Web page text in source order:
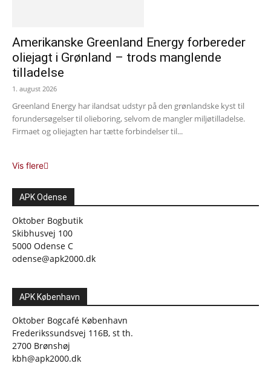
Amerikanske Greenland Energy forbereder
oliejagt i Grønland – trods manglende
tilladelse
1. august 2026
Greenland Energy har ilandsat udstyr på den grønlandske kyst til
forundersøgelser til olieboring, selvom de mangler miljøtilladelse.
Firmaet og oliejagten har tætte forbindelser til...
Vis flere
APK Odense
Oktober Bogbutik
Skibhusvej 100
5000 Odense C
odense@apk2000.dk
APK København
Oktober Bogcafé København
Frederikssundsvej 116B, st th.
2700 Brønshøj
kbh@apk2000.dk